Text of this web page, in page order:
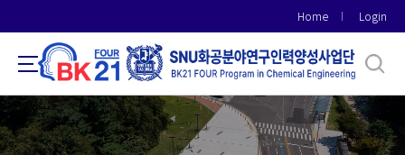
로
메
뉴
Home Login